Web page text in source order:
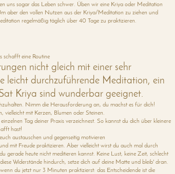
uns sogar das Leben schwer. Üben wir eine Kriya oder Meditation
aber den vollen Nutzen aus der Kriya/Meditation zu ziehen und
regelmäßig täglich über 40 Tage zu praktizieren.
schafft eine Routine
nicht gleich mit einer sehr
leicht durchzuführende Meditation, ein
Kriya sind wunderbar geeignet.
Nimm die Herausforderung an, du machst es für dich!
vielleicht mit Kerzen, Blumen oder Steinen.
Tag deiner Praxis verzeichnest. So kannst du dich über kleinere
hast!
austauschen und gegenseitig motivieren
mit Freude praktizieren. Aber vielleicht wirst du auch mal durch
gerade heute nicht meditieren kannst. Keine Lust, keine Zeit, schlecht
Widerstände hindurch, setze dich auf deine Matte und bleib' dran.
du jetzt nur 3 Minuten praktizierst: das Entscheidende ist die